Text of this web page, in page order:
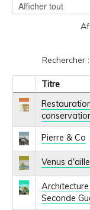
Rechercher :
Titre
Pierre & Co
Venus
Seconde